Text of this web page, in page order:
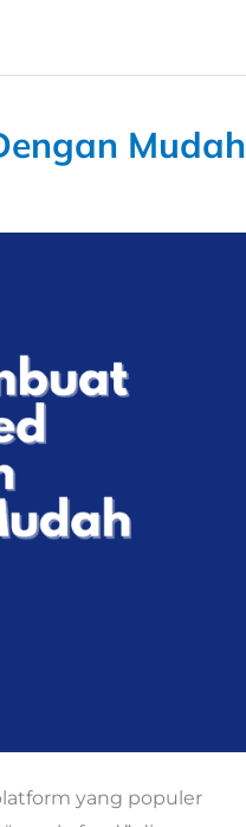
Mudah
yang populer